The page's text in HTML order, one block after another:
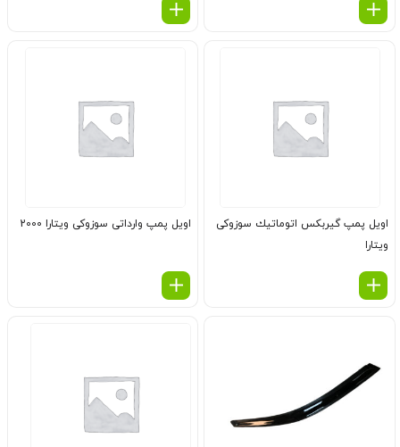
اویل پمپ گیربكس اتوماتیك سوزوکی
ویتارا
اویل پمپ وارداتی سوزوکی ویتارا 2000